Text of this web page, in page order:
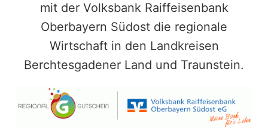
mit der Volksbank Raiffeisenbank
Oberbayern Südost die regionale
Wirtschaft in den Landkreisen
Berchtesgadener Land und Traunstein.